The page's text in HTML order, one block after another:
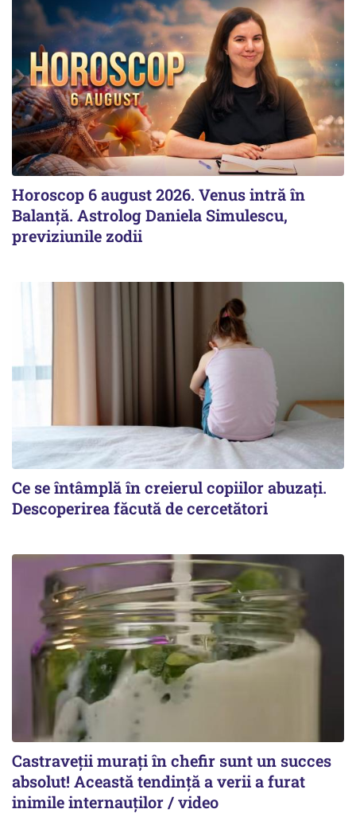
Horoscop 6 august 2026. Venus intră în
Balanță. Astrolog Daniela Simulescu,
previziunile zodii
Ce se întâmplă în creierul copiilor abuzați.
Descoperirea făcută de cercetători
Castraveții murați în chefir sunt un succes
absolut! Această tendință a verii a furat
inimile internauților / video